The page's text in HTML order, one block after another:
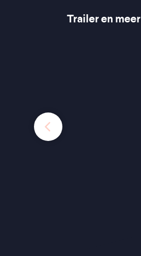
Trailer en meer